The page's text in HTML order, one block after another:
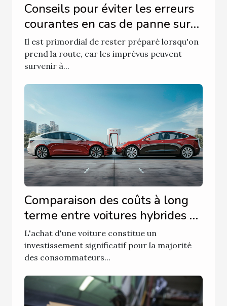
Conseils pour éviter les erreurs
courantes en cas de panne sur
la route
Il est primordial de rester préparé lorsqu'on
prend la route, car les imprévus peuvent
survenir à...
Comparaison des coûts à long
terme entre voitures hybrides et
électriques
L'achat d'une voiture constitue un
investissement significatif pour la majorité
des consommateurs...